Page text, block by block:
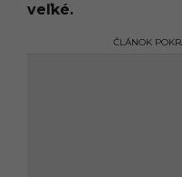
veľké.
ČLÁNOK